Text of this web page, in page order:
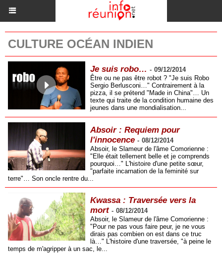
CULTURE OCÉAN INDIEN
Je suis robo… - 09/12/2014
Être ou ne pas être robot ? "Je suis Robo
Sergio Berlusconi…" Contrairement à la
pizza, il se prétend "Made in China"… Un
texte qui traite de la condition humaine des
jeunes dans une mondialisation...
Absoir : Requiem pour
l'innocence - 08/12/2014
Absoir, le Slameur de l'âme Comorienne :
"Elle était tellement belle et je comprends
pourquoi…" L'histoire d'une petite sœur,
"parfaite incarnation de la feminité sur
terre"… Son oncle rentre du...
Kwassa : Traversée vers la
mort - 08/12/2014
Absoir, le Slameur de l'âme Comorienne :
"Pour ne pas vous faire peur, je ne vous
dirais pas combien on est dans ce truc
là…" L'histoire d'une traversée, "à peine le
temps de m'agripper à un sac, le...